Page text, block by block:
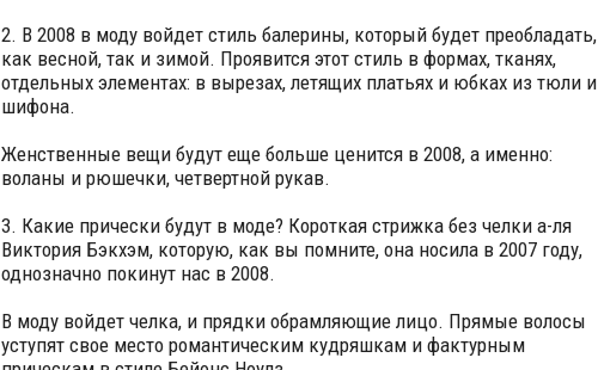
2. В 2008 в моду войдет стиль балерины, который будет преобладать,
как весной, так и зимой. Проявится этот стиль в формах, тканях,
отдельных элементах: в вырезах, летящих платьях и юбках из тюли и
шифона.
Женственные вещи будут еще больше ценится в 2008, а именно:
воланы и рюшечки, четвертной рукав.
3. Какие прически будут в моде? Короткая стрижка без челки а-ля
Виктория Бэкхэм, которую, как вы помните, она носила в 2007 году,
однозначно покинут нас в 2008.
В моду войдет челка, и прядки обрамляющие лицо. Прямые волосы
уступят свое место романтическим кудряшкам и фактурным